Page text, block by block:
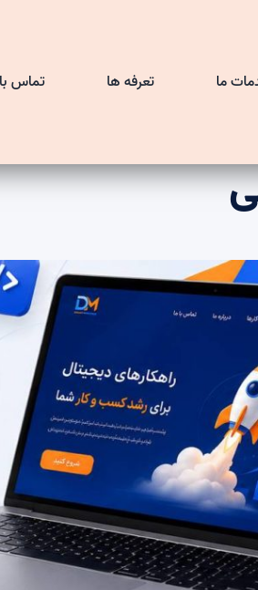
ما تعرفه ها تماس